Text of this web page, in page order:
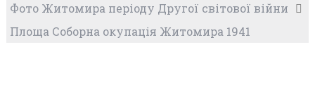
Фото Житомира періоду Другої світової війни
Площа Соборна окупація Житомира 1941